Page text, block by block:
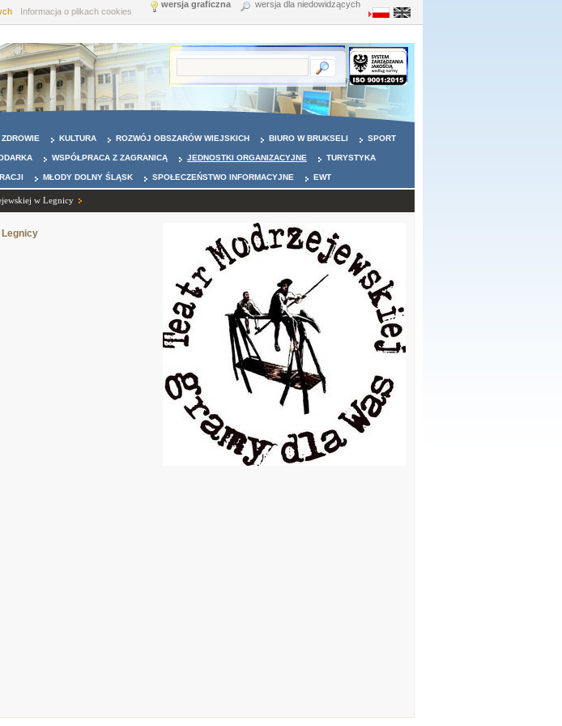
Informacja o plikach cookies
wersja graficzna wersja dla niedowidzących
ZDROWIE KULTURA ROZWÓJ OBSZARÓW WIEJSKICH BIURO W BRUKSELI SPORT
WSPÓŁPRACA Z ZAGRANICĄ JEDNOSTKI ORGANIZACYJNE TURYSTYKA
MŁODY DOLNY ŚLĄSK SPOŁECZEŃSTWO INFORMACYJNE EWT
w Legnicy
Legnicy